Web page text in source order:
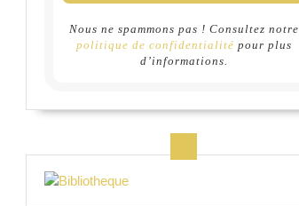
Nous ne spammons pas ! Consultez notre
politique de confidentialité pour plus
d’informations.